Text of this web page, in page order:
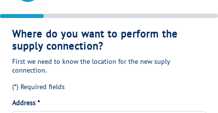
OUR COMMITMENTS
Where do you want to perform the
supply connection?
First we need to know the location for the new suply
connection.
(*) Required fields
Address *